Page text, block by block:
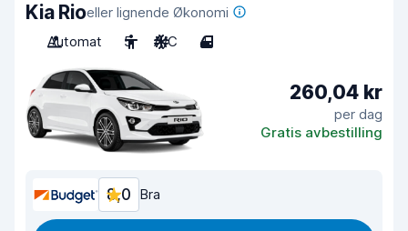
Kia Rioeller lignende Økonomi
Automat
5 A/C 4
260,04 kr
per dag
Gratis avbestilling
8,0 Bra